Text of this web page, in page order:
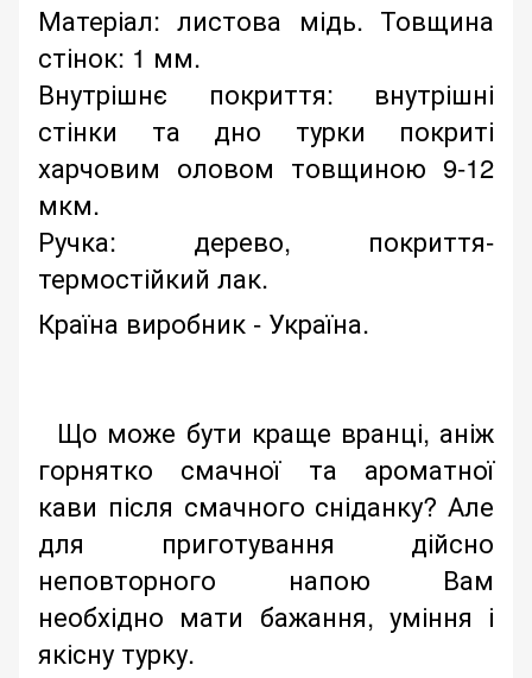
Матеріал: листова мідь. Товщина
стінок: 1 мм.
Внутрішнє покриття: внутрішні
стінки та дно турки покриті
харчовим оловом товщиною 9-12
мкм.
Ручка: дерево, покриття-
термостійкий лак.
Країна виробник - Україна.
Що може бути краще вранці, аніж
горнятко смачної та ароматної
кави після смачного сніданку? Але
для приготування дійсно
неповторного напою Вам
необхідно мати бажання, уміння і
якісну турку.